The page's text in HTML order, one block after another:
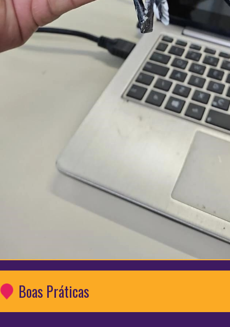
Boas Práticas